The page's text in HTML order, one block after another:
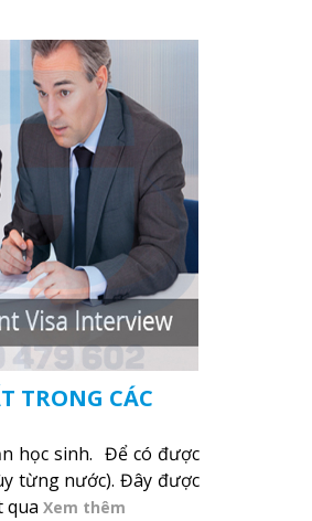
TRONG CÁC
học sinh. Để có được
từng nước). Đây được
qua Xem thêm